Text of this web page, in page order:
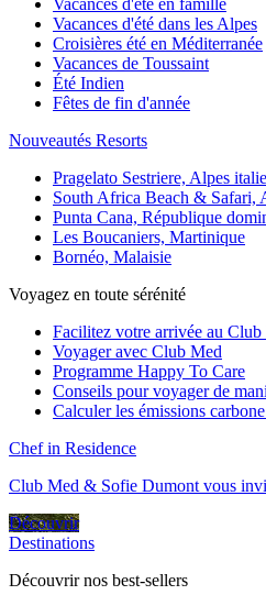
Vacances d'été dans les Alpes
Croisières été en Méditerranée
Vacances de Toussaint
Été Indien
Fêtes de fin d'année
Nouveautés Resorts
Pragelato Sestriere, Alpes
South Africa Beach & Safari,
Punta Cana, République
Les Boucaniers, Martinique
Bornéo, Malaisie
Voyagez en toute sérénité
Facilitez votre arrivée au Club
Voyager avec Club Med
Programme Happy To Care
Conseils pour voyager de
Calculer les émissions
Chef in Residence
Club Med & Sofie Dumont vous
Découvrir
Destinations
Découvrir nos best-sellers